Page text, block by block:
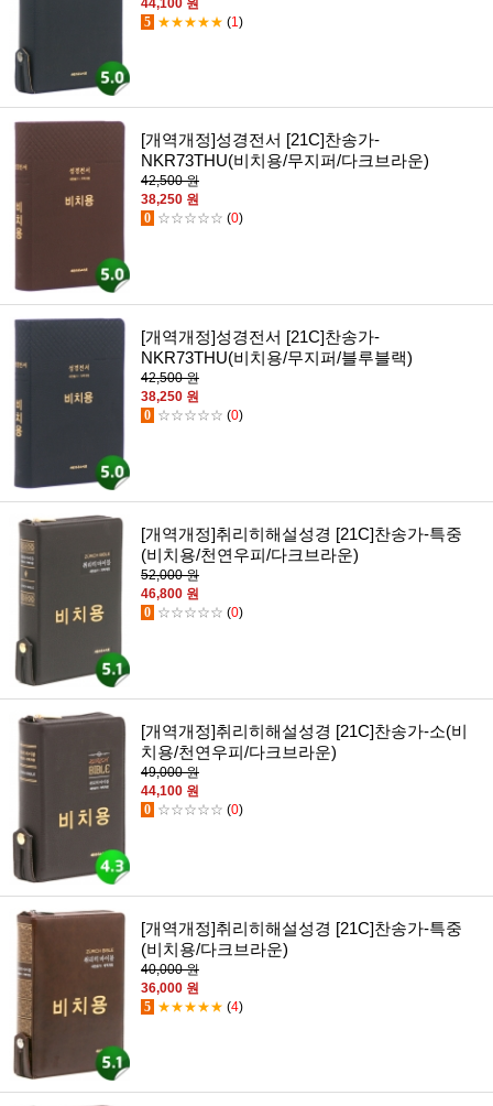
5 ★★★★★ (1 )
[개역개정]성경전서 [21C]찬송가-
NKR73THU(비치용/무지퍼/다크브라운)
42,500 원
38,250 원
0 ☆☆☆☆☆ (0)
[개역개정]성경전서 [21C]찬송가-
NKR73THU(비치용/무지퍼/블루블랙)
42,500 원
38,250 원
0 ☆☆☆☆☆ (0)
[개역개정]취리히해설성경 [21C]찬송가-특중
(비치용/천연우피/다크브라운)
52,000 원
46,800 원
0 ☆☆☆☆☆ (0)
[개역개정]취리히해설성경 [21C]찬송가-소(비
치용/천연우피/다크브라운)
49,000 원
44,100 원
0 ☆☆☆☆☆ (0)
[개역개정]취리히해설성경 [21C]찬송가-특중
(비치용/다크브라운)
40,000 원
36,000 원
5 ★★★★★ (4)